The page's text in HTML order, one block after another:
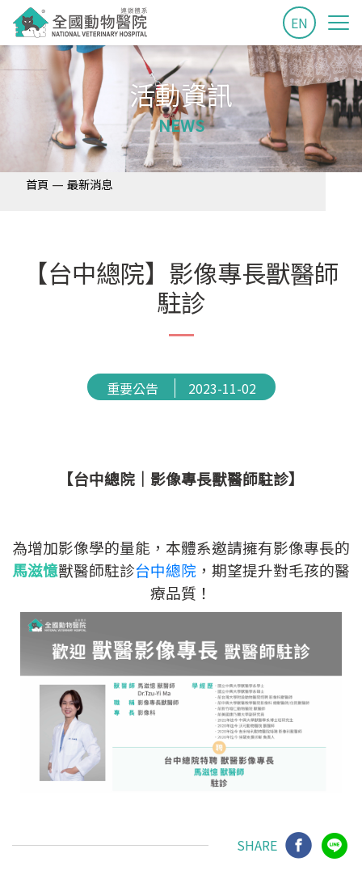
EN
活動資訊
NEWS
首頁 — 最新消息
【台中總院】影像專長獸醫師
駐診
重要公告 2023-11-02
【台中總院｜影像專長獸醫師駐診】
為增加影像學的量能，本體系邀請擁有影像專長的
馬滋憶獸醫師駐診台中總院 ，期望提升對毛孩的醫
療品質！
SHARE